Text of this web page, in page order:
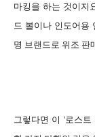
마킹을 하는 것이지
드 볼이나 인도어용
명 브랜드로 위조 판
그렇다면 이 '로스